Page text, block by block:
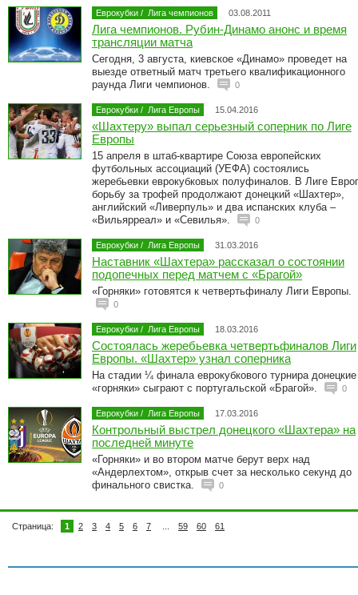
Еврокубки / Лига чемпионов 03.08.2011
Лига чемпионов. Рубин-Динамо анонс и время
трансляции матча
Сегодня, 3 августа, киевское «Динамо» проведет на
выезде ответный матч третьего квалификационного
раунда Лиги чемпионов.
0
Еврокубки / Лига Европы 15.04.2016
«Шахтеру» выпал серьезный соперник по Лиге
Европы
15 апреля в штаб-квартире Союза европейских
футбольных ассоциаций (УЕФА) состоялись
жеребьевки еврокубковых полуфиналов. В Лиге
борьбу за трофей продолжают донецкий «Шахтер»,
английский «Ливерпуль» и два испанских клуба –
«Вильярреал» и «Севилья».
0
Еврокубки / Лига Европы 31.03.2016
Наставник «Шахтера» рассказал о состоянии
подопечных перед матчем с «Брагой»
«Горняки» готовятся к четвертьфиналу Лиги Европы.
0
Еврокубки / Лига Европы 18.03.2016
Состоялась жеребьевка четвертьфиналов Лиги
Европы. «Шахтер» узнал соперника
На стадии ¼ финала еврокубкового турнира донецкие
«горняки» сыграют с португальской «Брагой».
0
Еврокубки / Лига Европы 17.03.2016
Контрольный выстрел донецкого «Шахтера» на
последней минуте
«Горняки» и во втором матче берут верх над
«Андерлехтом», открыв счет за несколько секунд до
финального свистка.
0
Страница: 1 2 3 4 5 6 7 59 60 61